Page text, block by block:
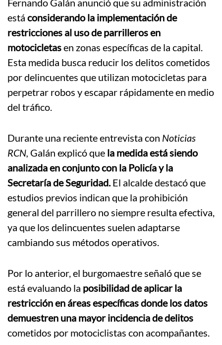
Fernando Galán anunció que su administración
está considerando la implementación de
restricciones al uso de parrilleros en
motocicletasen zonas específicas de la capital.
Esta medida busca reducir los delitos cometidos
por delincuentes que utilizan motocicletas para
perpetrar robos y escapar rápidamente en medio
del tráfico.
Durante una reciente entrevista con Noticias
RCN, Galán explicó que la medida está siendo
analizada en conjunto con la Policía y la
Secretaría de Seguridad.El alcalde destacó que
estudios previos indican que la prohibición
general del parrillero no siempre resulta efectiva,
ya que los delincuentes suelen adaptarse
cambiando sus métodos operativos.
Por lo anterior, el burgomaestre señaló que se
está evaluando la posibilidad de aplicar la
restricción en áreas específicas donde los datos
demuestren una mayor incidencia de delitos
cometidos por motociclistas con acompañantes.